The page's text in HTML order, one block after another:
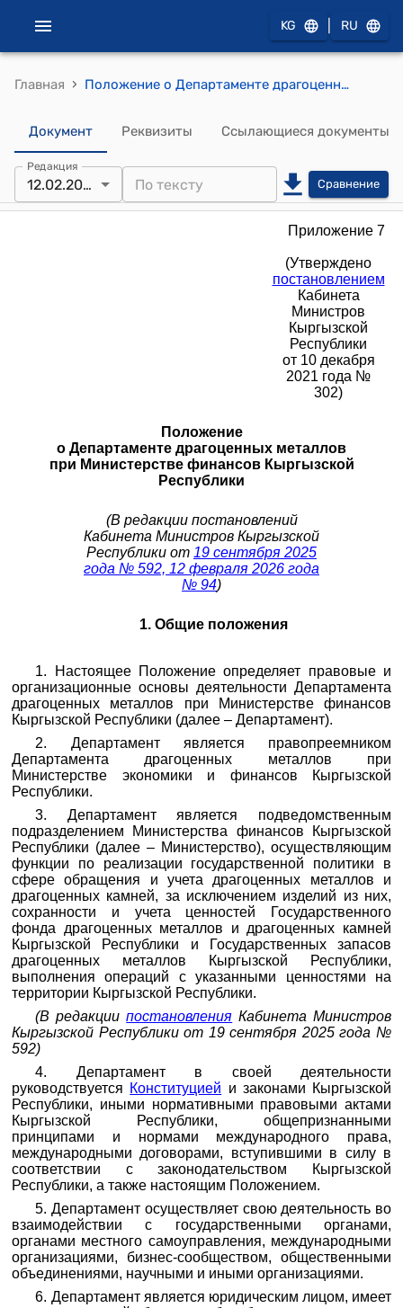
KG RU
Главная › Положение о Департаменте драгоценных металлов при Министерстве финансов Кыргызской Республики (к постановлению Кабинета Министров Кыргызской Республики от 10 декабря 2021 года № 302) приложение 7
Документ Реквизиты Ссылающиеся документы
Редакция
12.02.2026 Сравнение